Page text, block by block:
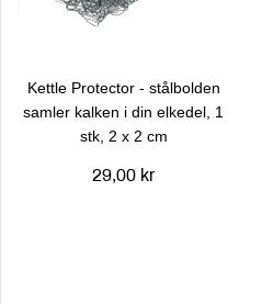
Kettle Protector - stålbolden
samler kalken i din elkedel, 1
stk, 2 x 2 cm
29,00 kr